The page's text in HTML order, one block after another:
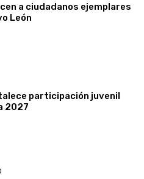
a ciudadanos ejemplares
León
participación juvenil
2027